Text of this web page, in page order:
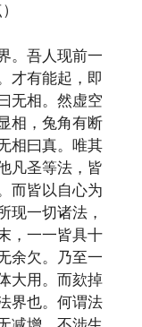
。吾人现前一
才有能起，即
无相。然虚空
相，兔角有断
相曰真。唯其
凡圣等法，皆
而皆以自心为
现一切诸法，
，一一皆具十
余欠。乃至一
大用。而欬掉
界也。何谓法